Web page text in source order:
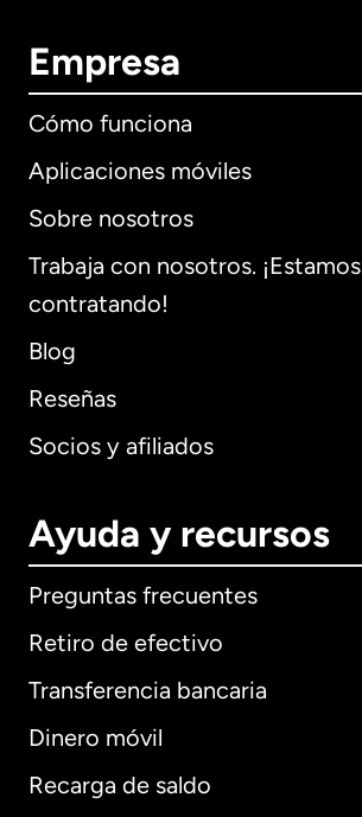
Empresa
Cómo funciona
Aplicaciones móviles
Sobre nosotros
Trabaja con nosotros. ¡Estamos
contratando!
Blog
Reseñas
Socios y afiliados
Ayuda y recursos
Preguntas frecuentes
Retiro de efectivo
Transferencia bancaria
Dinero móvil
Recarga de saldo